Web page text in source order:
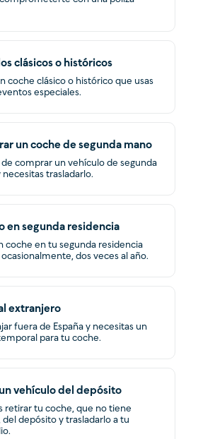
clásicos o históricos
coche clásico o histórico que usas
especiales.
un coche de segunda mano
de comprar un vehículo de segunda
necesitas trasladarlo.
en segunda residencia
coche en tu segunda residencia
dos veces al año.
extranjero
fuera de España y necesitas un
para tu coche.
vehículo del depósito
retirar tu coche, que no tiene
del depósito y trasladarlo a tu